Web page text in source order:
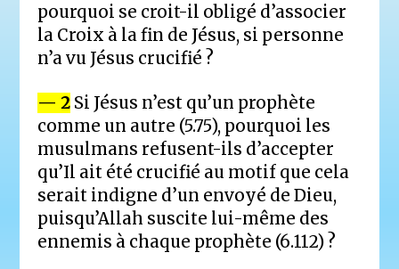
pourquoi se croit-il obligé d’associer
la Croix à la fin de Jésus, si personne
n’a vu Jésus crucifié ?
— 2 Si Jésus n’est qu’un prophète
comme un autre (5.75), pourquoi les
musulmans refusent-ils d’accepter
qu’Il ait été crucifié au motif que cela
serait indigne d’un envoyé de Dieu,
puisqu’Allah suscite lui-même des
ennemis à chaque prophète (6.112) ?